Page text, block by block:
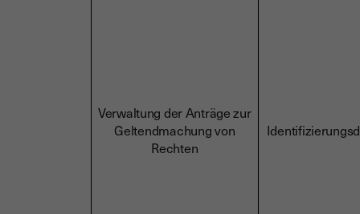
Verwaltung der Anträge zur
Geltendmachung von
Rechten